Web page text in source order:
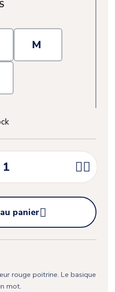
M


panier
rouge poitrine. Le basique
mot.